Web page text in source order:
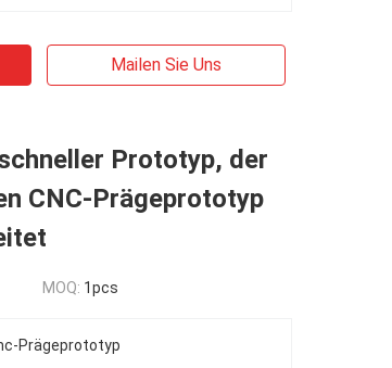
Mailen Sie Uns
Prototyp, der
CNC-Prägeprototyp
MOQ: 1pcs
Prägeprototyp